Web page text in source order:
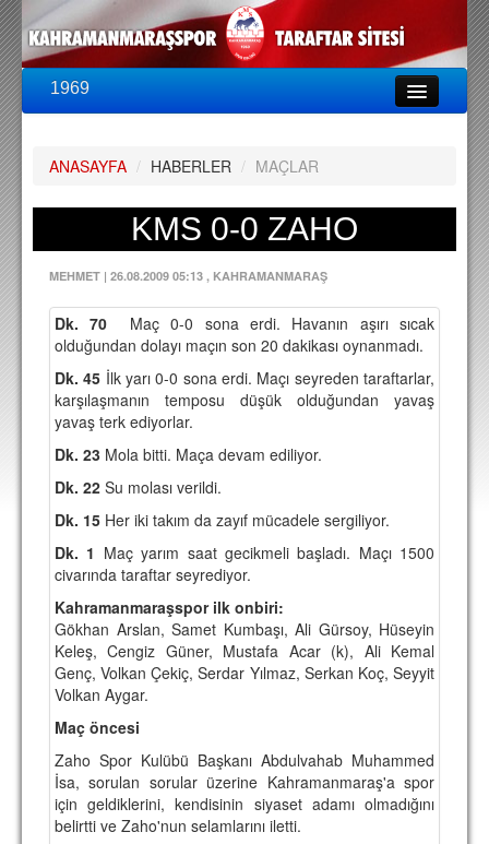
1969
PUAN DURUMU
FİKSTÜR
KADRO
A TAKIM KADROSU
TEKNİK KADRO
TRANSFERLER
TARAFTAR
BİLETLER
DEPLASMAN
LİSANSLI ÜRÜNLER
FOTOĞRAF & VİDEOLAR
MARŞ & TEZAHÜRATLAR
KULÜP
SPOR TESİSLERİ
YÖNETİM KURULU
ANASAYFA / HABERLER / MAÇLAR
KMS 0-0 ZAHO
MEHMET | 26.08.2009 05:13 , KAHRAMANMARAŞ
Dk. 70 Maç 0-0 sona erdi. Havanın aşırı sıcak
olduğundan dolayı maçın son 20 dakikası oynanmadı.
Dk. 45 İlk yarı 0-0 sona erdi. Maçı seyreden taraftarlar,
karşılaşmanın temposu düşük olduğundan yavaş
yavaş terk ediyorlar.
Dk. 23 Mola bitti. Maça devam ediliyor.
Dk. 22 Su molası verildi.
Dk. 15 Her iki takım da zayıf mücadele sergiliyor.
Dk. 1 Maç yarım saat gecikmeli başladı. Maçı 1500
civarında taraftar seyrediyor.
Kahramanmaraşspor ilk onbiri:
Gökhan Arslan, Samet Kumbaşı, Ali Gürsoy, Hüseyin
Keleş, Cengiz Güner, Mustafa Acar (k), Ali Kemal
Genç, Volkan Çekiç, Serdar Yılmaz, Serkan Koç, Seyyit
Volkan Aygar.
Maç öncesi
Zaho Spor Kulübü Başkanı Abdulvahab Muhammed
İsa, sorulan sorular üzerine Kahramanmaraş'a spor
için geldiklerini, kendisinin siyaset adamı olmadığını
belirtti ve Zaho'nun selamlarını iletti.